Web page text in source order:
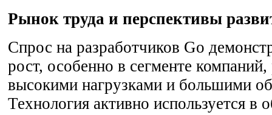
Рынок труда и перспективы
Спрос на разработчиков Go
рост, особенно в сегменте
высокими нагрузками и большими
Технология активно используется в